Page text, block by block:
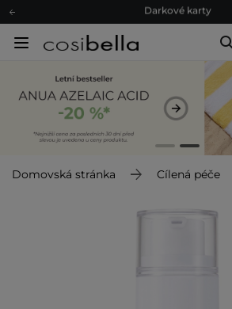
Ekologické balení
Doporučovací Program
Odeslání do 24 hod.
Darkové karty
Ekologické balení
Domovská stránka Cílená péče